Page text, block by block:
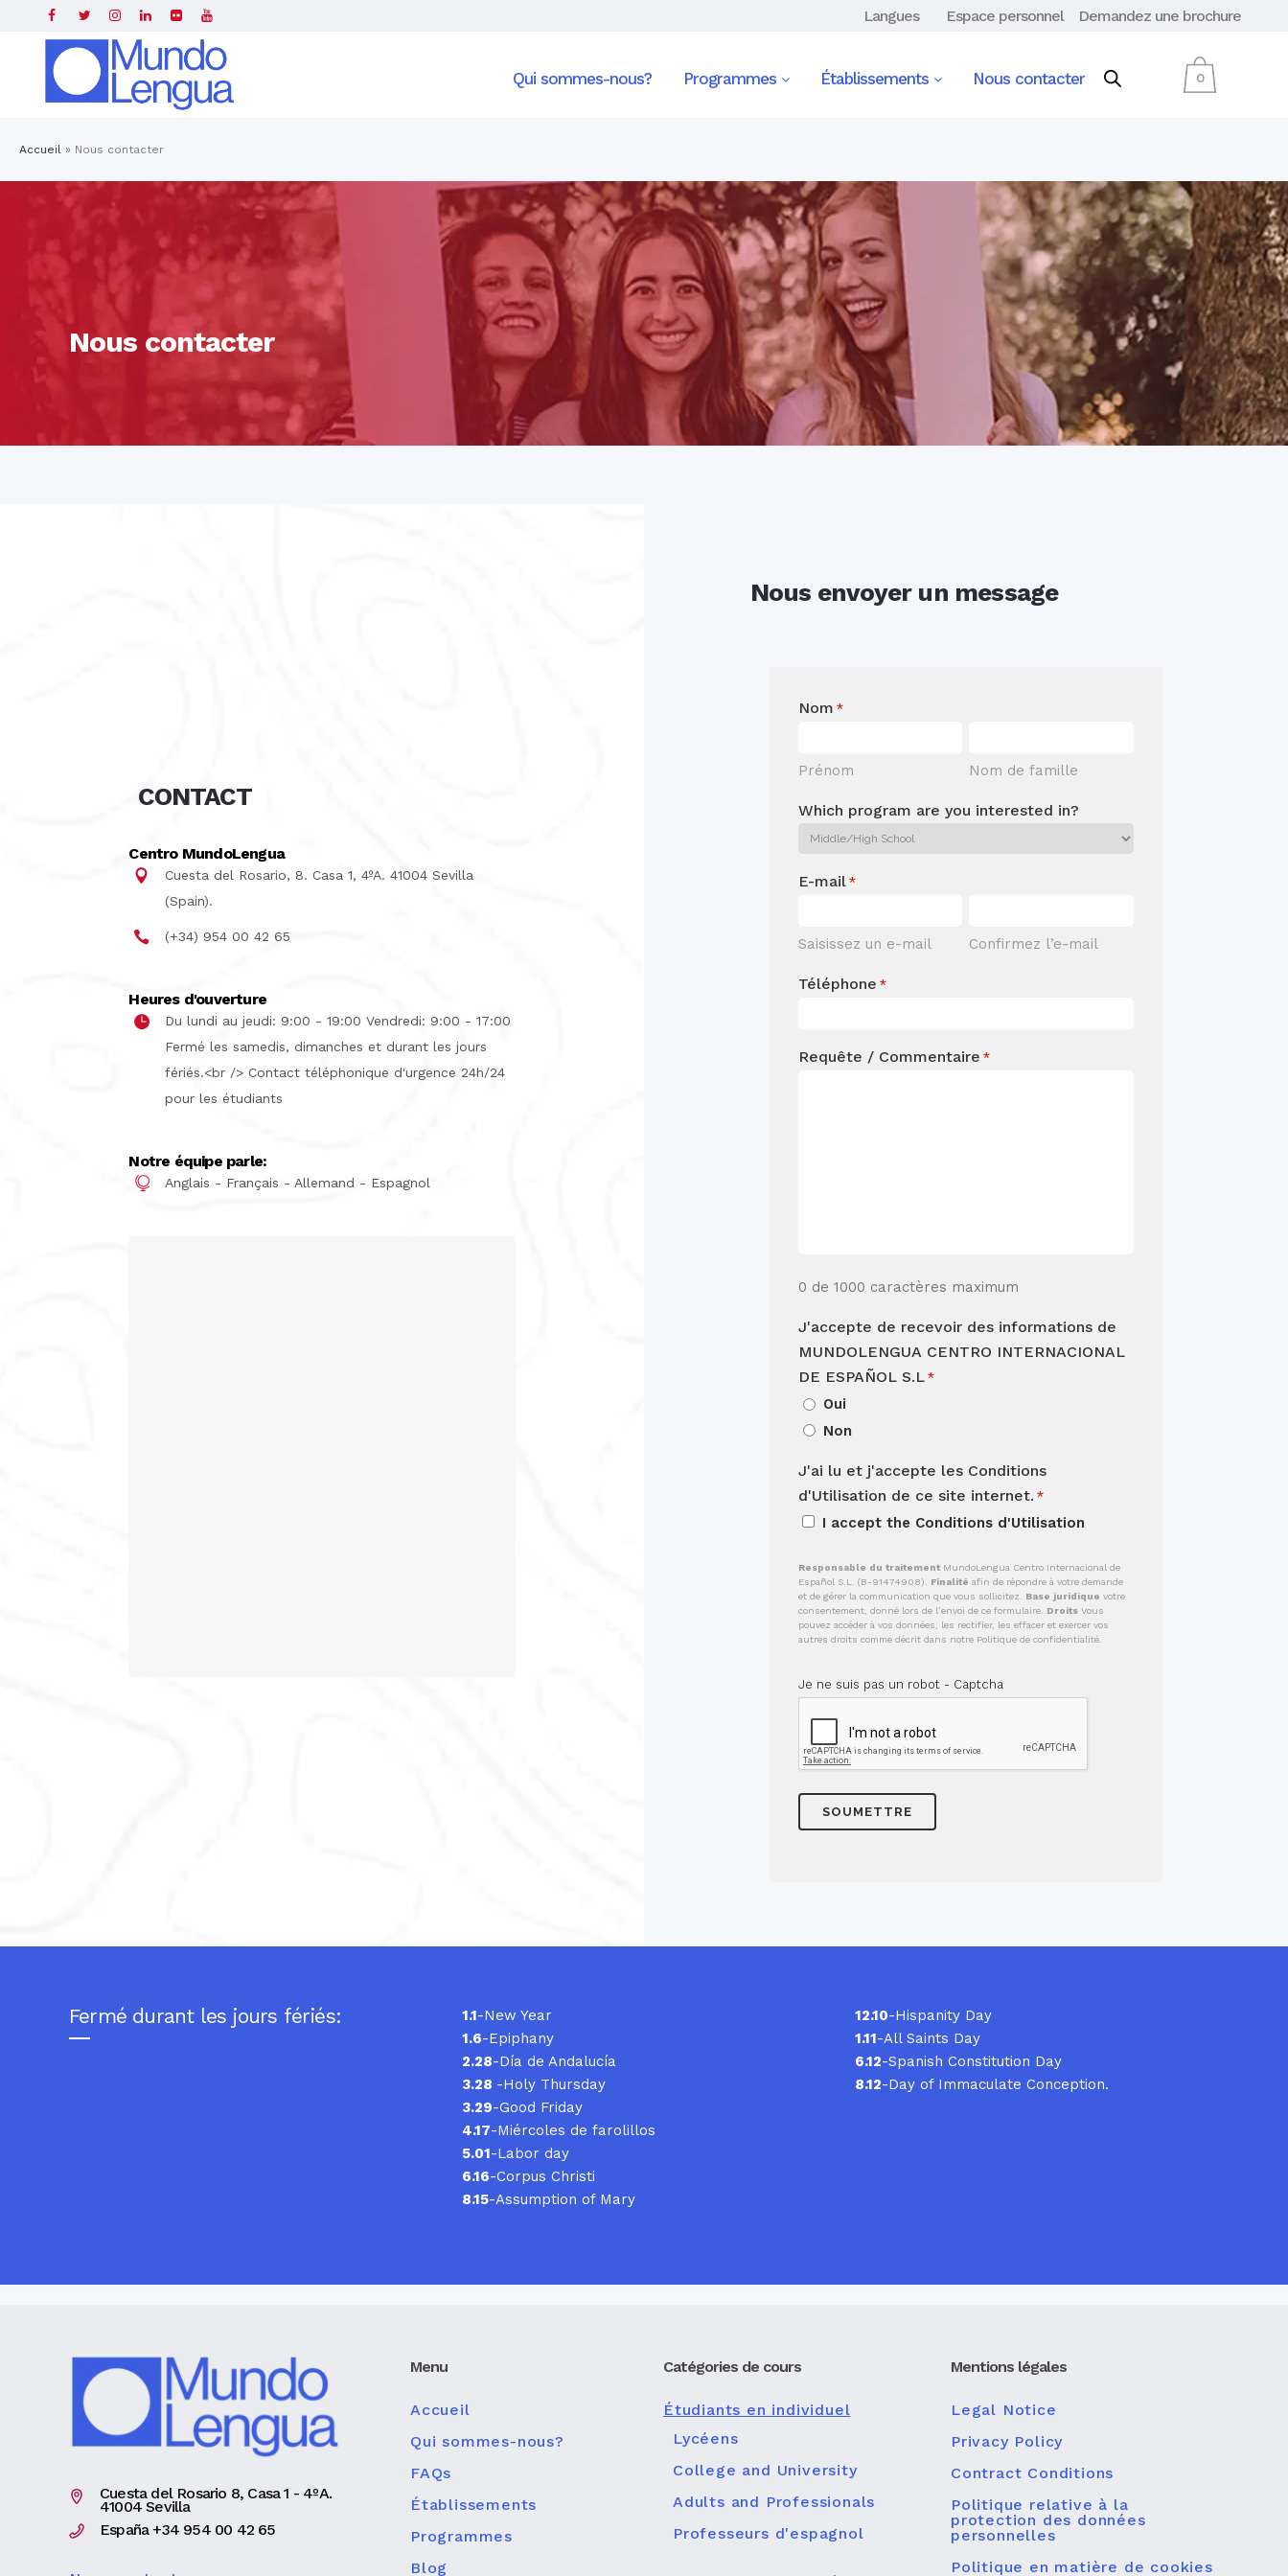
Langues Espace personnel Demandez une brochure
0
Qui sommes-nous? Programmes Établissements Nous contacter
Accueil » Nous contacter
Nous contacter
CONTACT
Centro MundoLengua
Cuesta del Rosario, 8. Casa 1, 4ºA. 41004 Sevilla
(Spain).
(+34) 954 00 42 65
Heures d'ouverture
Du lundi au jeudi: 9:00 - 19:00 Vendredi: 9:00 - 17:00
Fermé les samedis, dimanches et durant les jours
fériés.<br /> Contact téléphonique d'urgence 24h/24
pour les étudiants
Notre équipe parle:
Anglais - Français - Allemand - Espagnol
Nous envoyer un message
Nom *
Prénom Nom de famille
Which program are you interested in?
E-mail *
Saisissez un e-mail Confirmez l’e-mail
Téléphone *
Requête / Commentaire *
0 de 1000 caractères maximum
J'accepte de recevoir des informations de
MUNDOLENGUA CENTRO INTERNACIONAL
DE ESPAÑOL S.L *
Oui
Non
J'ai lu et j'accepte les Conditions
d'Utilisation de ce site internet. *
I accept the Conditions d'Utilisation
Responsable du traitementMundoLengua Centro Internacional de
Español S.L. (B-91474908).
Finalité afin de répondre à votre demande
et de gérer la communication que vous sollicitez.
Base juridique votre
consentement, donné lors de l’envoi de ce formulaire.
DroitsVous
pouvez accéder à vos données, les rectifier, les effacer et exercer vos
autres droits comme décrit dans notre Politique de confidentialité.
Je ne suis pas un robot - Captcha
Fermé durant les jours fériés: 1.1-New Year
1.6-Epiphany
2.28-Día de Andalucía
3.28 -Holy Thursday
3.29-Good Friday
4.17-Miércoles de farolillos
5.01-Labor day
6.16-Corpus Christi
8.15-Assumption of Mary
12.10-Hispanity Day
1.11-All Saints Day
6.12-Spanish Constitution Day
8.12-Day of Immaculate Conception.
Cuesta del Rosario 8, Casa 1 - 4ºA.
41004 Sevilla
España +34 954 00 42 65
Menu
Accueil
Qui sommes-nous?
FAQs
Établissements
Programmes
Blog
Catégories de cours
Étudiants en individuel
Lycéens
College and University
Adults and Professionals
Professeurs d'espagnol
Mentions légales
Legal Notice
Privacy Policy
Contract Conditions
Politique relative à la
protection des données
personnelles
Politique en matière de cookies